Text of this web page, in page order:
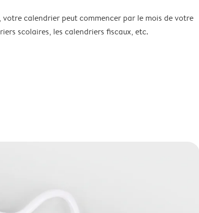
calendrier peut commencer par le mois de votre
scolaires, les calendriers fiscaux, etc.